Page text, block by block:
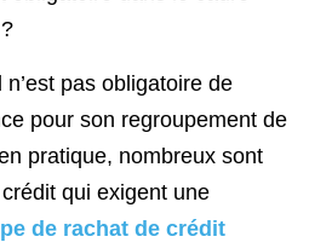
pas obligatoire de
pour son regroupement de
pratique, nombreux sont
qui exigent une
de rachat de crédit